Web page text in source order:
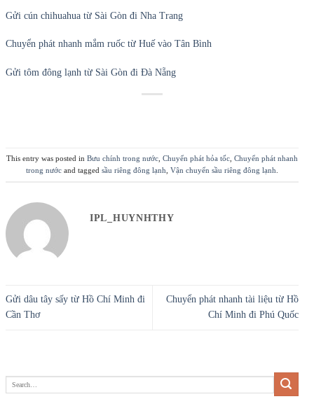
Gửi cún chihuahua từ Sài Gòn đi Nha Trang
Chuyển phát nhanh mắm ruốc từ Huế vào Tân Bình
Gửi tôm đông lạnh từ Sài Gòn đi Đà Nẵng
This entry was posted in Bưu chính trong nước Chuyển phát hỏa tốc Chuyển phát nhanh
trong nước and tagged sầu riêng đông lạnh Vận chuyển sầu riêng đông lạnh
IPL_HUYNHTHY
Gửi dâu tây sấy từ Hồ Chí Minh đi
Cần Thơ
Chuyển phát nhanh tài liệu từ Hồ
Chí Minh đi Phú Quốc